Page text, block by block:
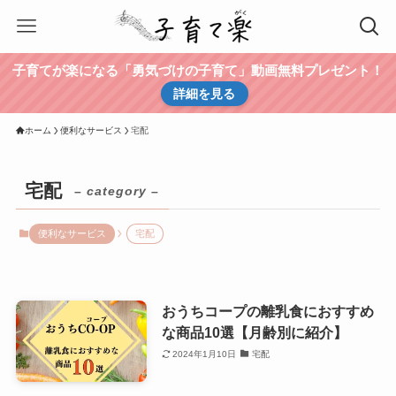
子育てが楽になる「勇気づけの子育て」動画無料プレゼント！
詳細を見る
ホーム 便利なサービス 宅配
宅配 – category –
便利なサービス 宅配
おうちコープの離乳食におすすめ
な商品10選【月齢別に紹介】
2024年1月10日 宅配